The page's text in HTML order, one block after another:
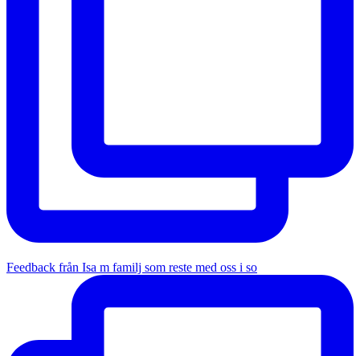
Feedback från Isa m familj som reste med oss i so